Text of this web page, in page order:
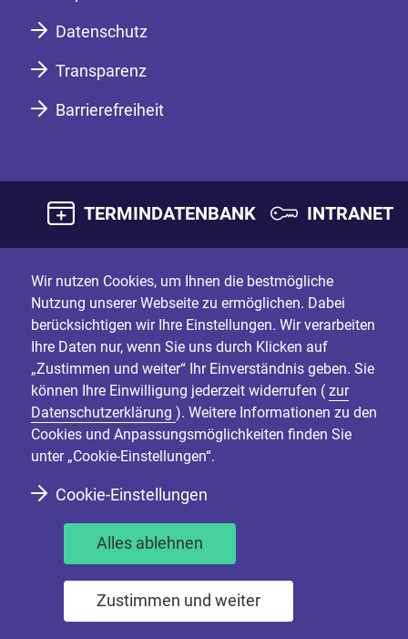
Datenschutz
Transparenz
Barrierefreiheit
TERMINDATENBANK INTRANET
Wir nutzen Cookies, um Ihnen die bestmögliche
Nutzung unserer Webseite zu ermöglichen. Dabei
berücksichtigen wir Ihre Einstellungen. Wir verarbeiten
Ihre Daten nur, wenn Sie uns durch Klicken auf
„Zustimmen und weiter“ Ihr Einverständnis geben. Sie
können Ihre Einwilligung jederzeit widerrufen ( zur
Datenschutzerklärung ). Weitere Informationen zu den
Cookies und Anpassungsmöglichkeiten finden Sie
unter „Cookie-Einstellungen“.
Cookie-Einstellungen
Alles ablehnen
Zustimmen und weiter